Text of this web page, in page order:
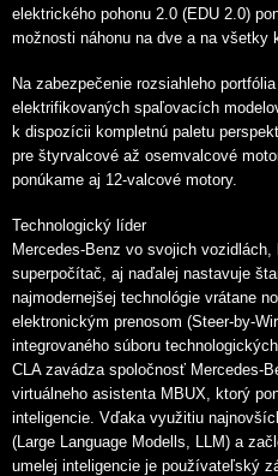
elektrického pohonu 2.0 (EDU 2.0)
možnosti náhonu na dve a na všetky
Na zabezpečenie rozsiahleho
elektrifikovaných spaľovacích
k dispozícii kompletnú paletu
pre štyrvalcové až osemvalcové
ponúkame aj 12-valcové motory.
Technologický líder
Mercedes-Benz vo svojich
superpočítač, aj naďalej nastavuje
najmodernejšej technológie vrátane
elektronickým prenosom (Steer-by-
integrovaného súboru
CLA zavádza spoločnosť Mercedes-
virtuálneho asistenta MBUX, ktorý
inteligencie. Vďaka využitiu
(Large Language Modells, LLM) a
umelej inteligencie je používateľský